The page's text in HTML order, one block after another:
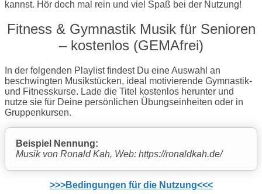
kannst. Hör doch mal rein und viel Spaß bei der Nutzung!
Fitness & Gymnastik Musik für Senioren
– kostenlos (GEMAfrei)
In der folgenden Playlist findest Du eine Auswahl an
beschwingten Musikstücken, ideal motivierende Gymnastik-
und Fitnesskurse. Lade die Titel kostenlos herunter und
nutze sie für Deine persönlichen Übungseinheiten oder in
Gruppenkursen.
Beispiel Nennung:
Musik von Ronald Kah, Web: https://ronaldkah.de/
>>>Bedingungen für die Nutzung<<<